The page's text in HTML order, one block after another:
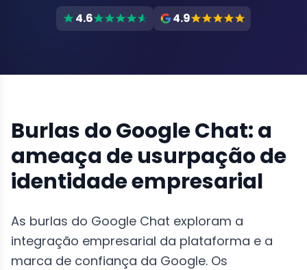
4.6 4.9
Burlas do Google Chat: a
ameaça de usurpação de
identidade empresarial
As burlas do Google Chat exploram a
integração empresarial da plataforma e a
marca de confiança da Google. Os